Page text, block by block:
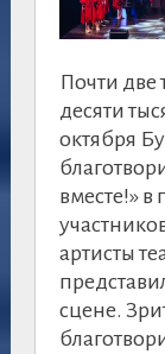
Почти две
десяти
октября
вместе!»
артисты
сцене.